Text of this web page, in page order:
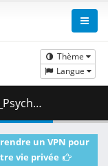
Thème
Langue
MB )
un VPN pour
vie privée